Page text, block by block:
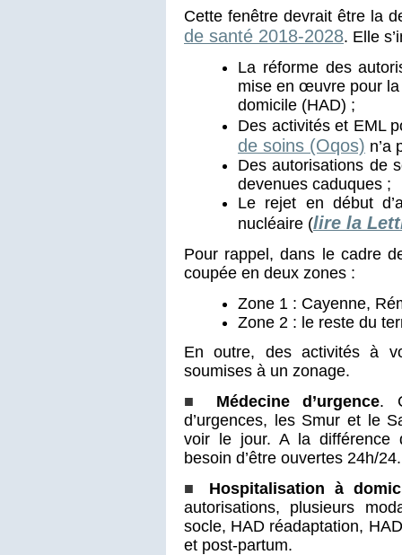
Cette fenêtre devrait être la
de santé 2018-2028. Elle
La réforme des
mise en œuvre pour la
domicile (HAD) ;
Des activités et EML
de soins (Oqos) n’a
Des autorisations de
devenues caduques ;
Le rejet en début
nucléaire (lire la
Pour rappel, dans le cadre
coupée en deux zones :
Zone 1 : Cayenne,
Zone 2 : le reste du
En outre, des activités à
soumises à un zonage.
■ Médecine d’urgence.
d’urgences, les Smur et le
voir le jour. A la différence
besoin d’être ouvertes 24h/24.
■ Hospitalisation à
autorisations, plusieurs
socle, HAD réadaptation,
et post-partum.